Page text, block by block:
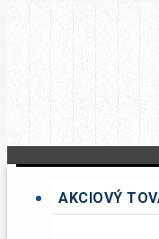
AKCIOVÝ